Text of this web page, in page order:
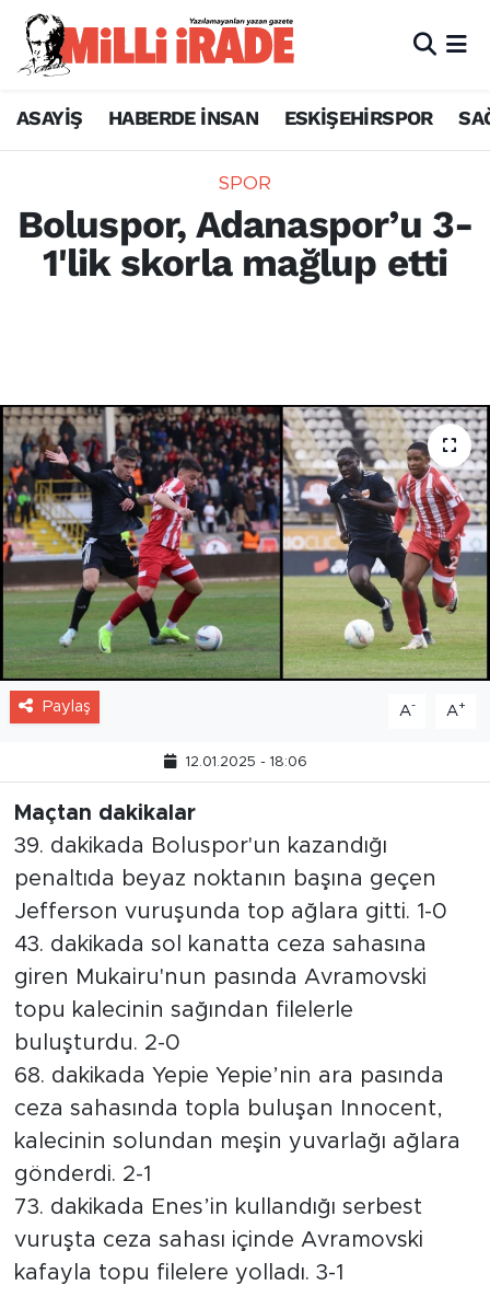
ASAYİŞ HABERDE İNSAN ESKİŞEHİRSPOR
SPOR
Boluspor, Adanaspor’u 3-
1'lik skorla mağlup etti
Paylaş A- A+
12.01.2025 - 18:06
Maçtan dakikalar
39. dakikada Boluspor'un kazandığı
penaltıda beyaz noktanın başına geçen
Jefferson vuruşunda top ağlara gitti. 1-0
43. dakikada sol kanatta ceza sahasına
giren Mukairu'nun pasında Avramovski
topu kalecinin sağından filelerle
buluşturdu. 2-0
68. dakikada Yepie Yepie’nin ara pasında
ceza sahasında topla buluşan Innocent,
kalecinin solundan meşin yuvarlağı ağlara
gönderdi. 2-1
73. dakikada Enes’in kullandığı serbest
vuruşta ceza sahası içinde Avramovski
kafayla topu filelere yolladı. 3-1